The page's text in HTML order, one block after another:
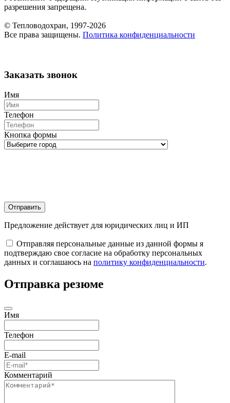
разрешения запрещена.
© Тепловодохран, 1997-2026
Все права защищены. Политика конфиденциальности
Заказать звонок
Имя
Телефон
Кнопка формы
Отправить
Предложение действует для юридических лиц и ИП
Отправляя персональные данные из данной формы я
подтверждаю свое согласие на обработку персональных
данных и соглашаюсь на политику конфиденциальности.
Отправка резюме
Имя
Телефон
E-mail
Комментарий